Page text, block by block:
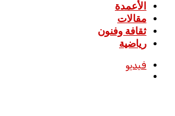
الأعمدة
مقالات
ثقافة وفنون
رياضية
فيديو